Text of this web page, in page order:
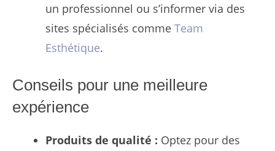
un professionnel ou s’informer via des
sites spécialisés comme Team
Esthétique.
Conseils pour une meilleure
expérience
Produits de qualité : Optez pour des